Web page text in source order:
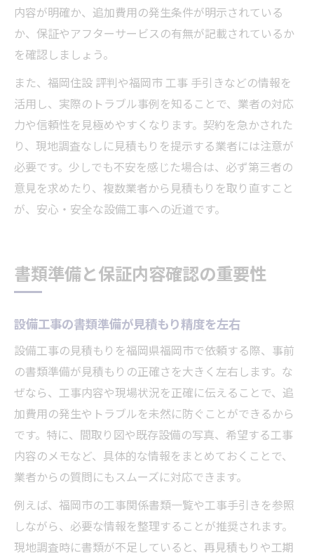
内容が明確か、追加費用の発生条件が明示されている
か、保証やアフターサービスの有無が記載されているか
を確認しましょう。
また、福岡住設 評判や福岡市 工事 手引きなどの情報を
活用し、実際のトラブル事例を知ることで、業者の対応
力や信頼性を見極めやすくなります。契約を急かされた
り、現地調査なしに見積もりを提示する業者には注意が
必要です。少しでも不安を感じた場合は、必ず第三者の
意見を求めたり、複数業者から見積もりを取り直すこと
が、安心・安全な設備工事への近道です。
書類準備と保証内容確認の重要性
設備工事の書類準備が見積もり精度を左右
設備工事の見積もりを福岡県福岡市で依頼する際、事前
の書類準備が見積もりの正確さを大きく左右します。な
ぜなら、工事内容や現場状況を正確に伝えることで、追
加費用の発生やトラブルを未然に防ぐことができるから
です。特に、間取り図や既存設備の写真、希望する工事
内容のメモなど、具体的な情報をまとめておくことで、
業者からの質問にもスムーズに対応できます。
例えば、福岡市の工事関係書類一覧や工事手引きを参照
しながら、必要な情報を整理することが推奨されます。
現地調査時に書類が不足していると、再見積もりや工期